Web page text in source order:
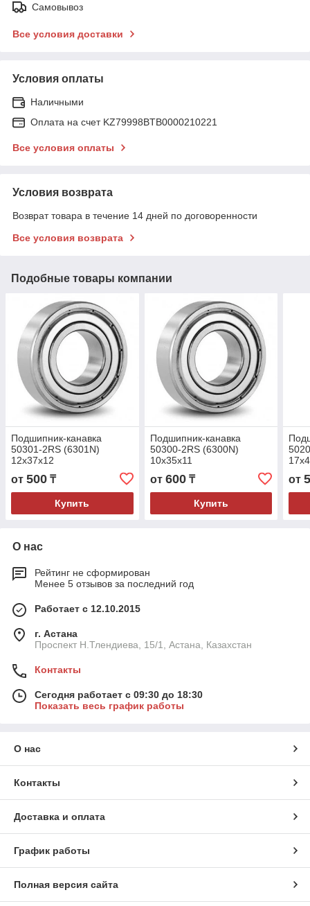
Самовывоз
Все условия доставки
Условия оплаты
Наличными
Оплата на счет KZ79998BTB0000210221
Все условия оплаты
Условия возврата
Возврат товара в течение 14 дней по договоренности
Все условия возврата
Подобные товары компании
Подшипник-канавка
50301-2RS (6301N)
12x37x12
от 500 ₸
Купить
Подшипник-канавка
50300-2RS (6300N)
10x35x11
от 600₸
Купить
от
О нас
Рейтинг не сформирован
Менее 5 отзывов за последний год
Работает с 12.10.2015
г. Астана
Проспект Н.Тлендиева, 15/1, Астана, Казахстан
Контакты
Сегодня работает с 09:30 до 18:30
Показать весь график работы
О нас
Контакты
Доставка и оплата
График работы
Полная версия сайта